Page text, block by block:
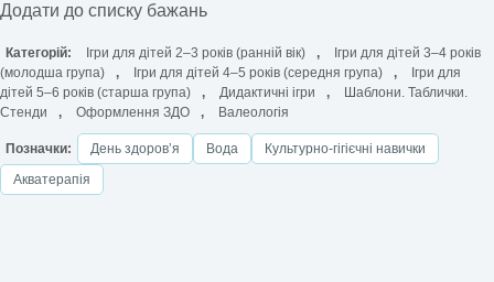
Додати до списку бажань
Категорій: Ігри для дітей 2–3 років (ранній вік) ,
Ігри для дітей 3–4 років
(молодша група)
, Ігри для дітей 4–5 років (середня група) ,
Ігри для
дітей 5–6 років (старша група)
, Дидактичні ігри ,
Шаблони. Таблички.
Стенди
, Оформлення ЗДО , Валеологія
Позначки: День здоровʼя Вода
Культурно-гігієчні навички
Акватерапія